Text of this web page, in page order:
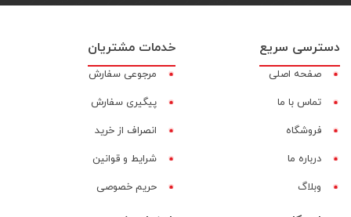
دسترسی سریع
صفحه اصلی
تماس با ما
فروشگاه
درباره ما
وبلاگ
خدمات مشتریان
مرجوعی سفارش
پیگیری سفارش
انصراف از خرید
شرایط و قوانین
حریم خصوصی